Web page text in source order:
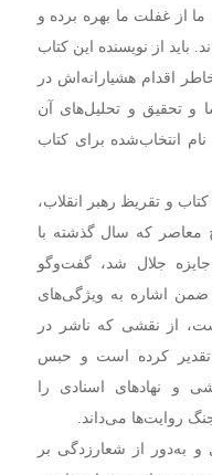
ما از غفلت ما بهره برده و
باید از نویسنده‌ این کتاب
اقدام هشیارانه‌اش در
و تحقیق و تحلیل‌های آن
انتخاب‌شده برای کتاب
و تقریظ رهبر انقلاب،‌
معاصر که سال گذشته با
جلال شد، گفت‌وگو
اشاره به ویژگی‌های
از نقشی که ناشر در
تقدیر کرده است و حبس
و نهادهای اسنادی را
روایت‌ها می‌داند.
و به‌دور از شعارزدگی بر